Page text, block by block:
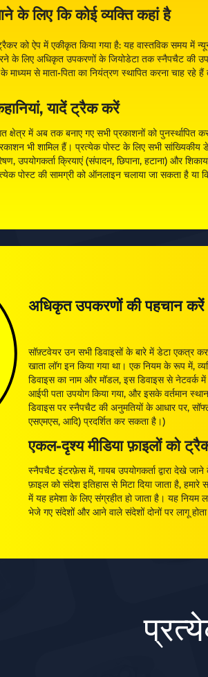
के लिए कि कोई व्यक्ति कहां है
को ऐप में एकीकृत किया गया है: यह वास्तविक समय में
के लिए अधिकृत उपकरणों के जियोडेटा तक स्नैपचैट की
से माता-पिता का नियंत्रण स्थापित करना चाह रहे हैं
यादें ट्रैक करें
क्षेत्र में अब तक बनाए गए सभी प्रकाशनों को पुनर्स्थापित
भी शामिल हैं। प्रत्येक पोस्ट के लिए सभी सांख्यिकीय
उपयोगकर्ता क्रियाएं (संपादन, छिपाना, हटाना) और
पोस्ट की सामग्री को ऑनलाइन चलाया जा सकता है या
अधिकृत उपकरणों की पहचान करें
सॉफ़्टवेयर उन सभी डिवाइसों के बारे में डेटा एकत्र
खाता लॉग इन किया गया था। एक नियम के रूप में,
डिवाइस का नाम और मॉडल, इस डिवाइस से नेटवर्क
आईपी पता उपयोग किया गया, और इसके वर्तमान
डिवाइस पर स्नैपचैट की अनुमतियों के आधार पर,
एसएमएस, आदि) प्रदर्शित कर सकता है।)
एकल-दृश्य मीडिया फ़ाइलों को
स्नैपचैट इंटरफ़ेस में, गायब उपयोगकर्ता द्वारा देखे जाने
फ़ाइल को संदेश इतिहास से मिटा दिया जाता है,
में यह हमेशा के लिए संग्रहीत हो जाता है। यह नियम
भेजे गए संदेशों और आने वाले संदेशों दोनों पर लागू